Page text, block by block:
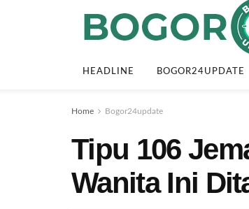
HEADLINE BOGOR24UPDATE
Home Bogor24update
Tipu 106
Wanita Ini